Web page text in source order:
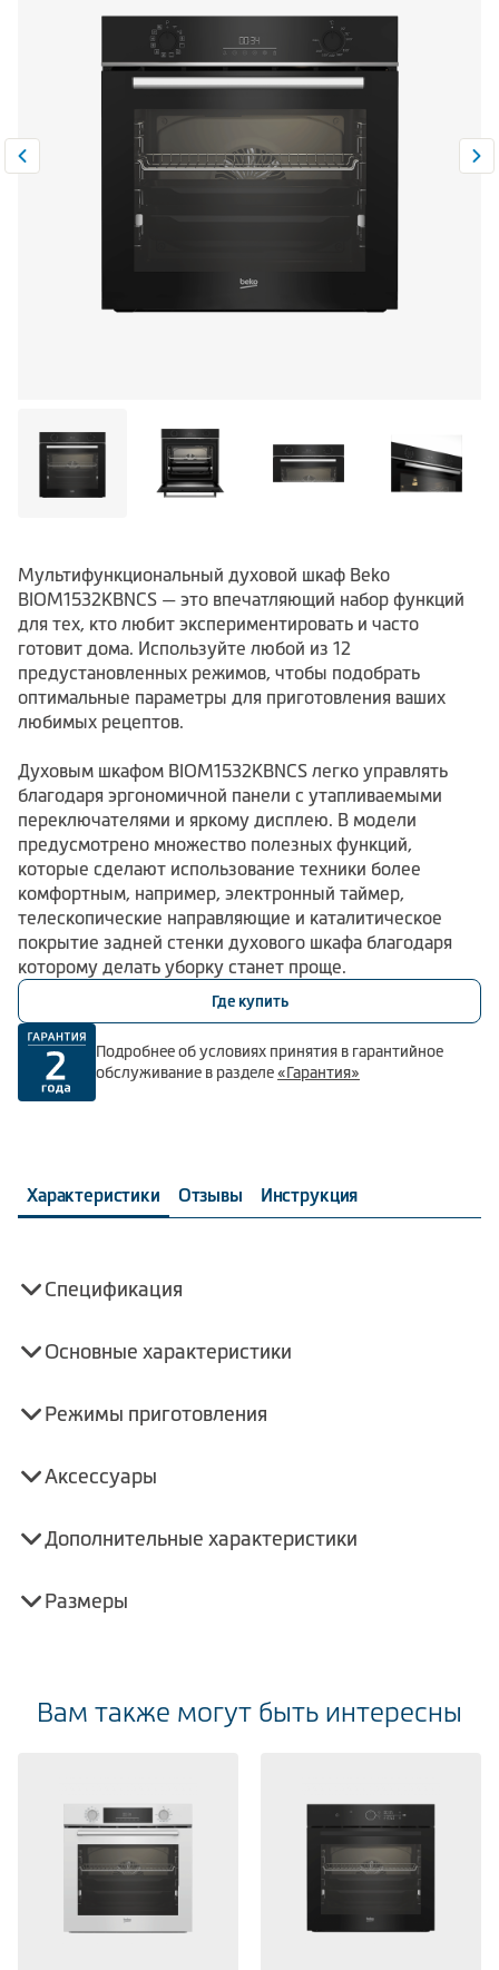
Климатическая техника
Мультифункциональный духовой шкаф Beko
BIOM1532KBNCS — это впечатляющий набор функций
для тех, кто любит экспериментировать и часто
готовит дома. Используйте любой из 12
предустановленных режимов, чтобы подобрать
оптимальные параметры для приготовления ваших
любимых рецептов.
Духовым шкафом BIOM1532KBNCS легко управлять
благодаря эргономичной панели с утапливаемыми
переключателями и яркому дисплею. В модели
предусмотрено множество полезных функций,
которые сделают использование техники более
комфортным, например, электронный таймер,
телескопические направляющие и каталитическое
покрытие задней стенки духового шкафа благодаря
которому делать уборку станет проще.
Где купить
Подробнее об условиях принятия в гарантийное
обслуживание в разделе«Гарантия»
Характеристики Отзывы Инструкция
Спецификация
Основные характеристики
Режимы приготовления
Аксессуары
Дополнительные характеристики
Размеры
Вам также могут быть интересны